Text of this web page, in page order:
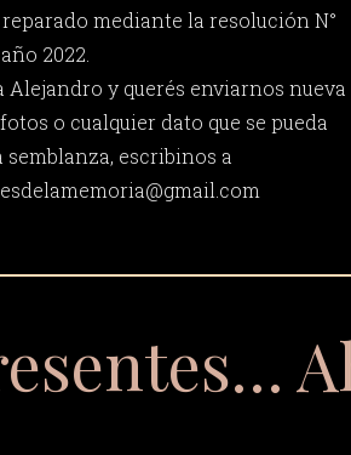
mediante la resolución N°
2022.
Alejandro y querés enviarnos nueva
o cualquier dato que se pueda
semblanza, escribinos a